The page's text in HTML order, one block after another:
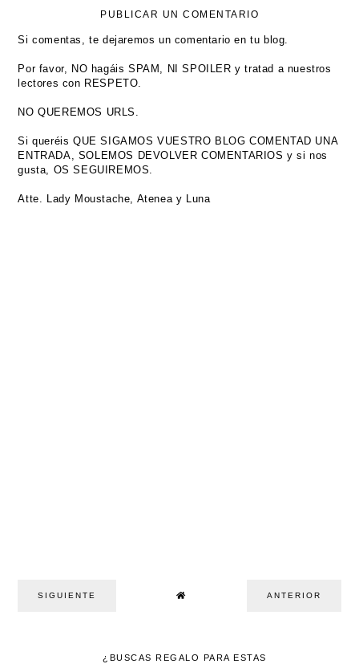
PUBLICAR UN COMENTARIO
Si comentas, te dejaremos un comentario en tu blog.
Por favor, NO hagáis SPAM, NI SPOILER y tratad a nuestros
lectores con RESPETO.
NO QUEREMOS URLS.
Si queréis QUE SIGAMOS VUESTRO BLOG COMENTAD UNA
ENTRADA, SOLEMOS DEVOLVER COMENTARIOS y si nos
gusta, OS SEGUIREMOS.
Atte. Lady Moustache, Atenea y Luna
SIGUIENTE ANTERIOR
¿BUSCAS REGALO PARA ESTAS